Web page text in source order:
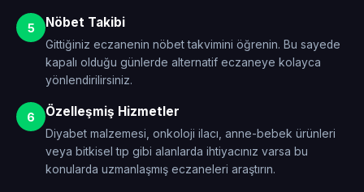
5 Nöbet Takibi
Gittiğiniz eczanenin nöbet takvimini öğrenin. Bu sayede
kapalı olduğu günlerde alternatif eczaneye kolayca
yönlendirilirsiniz.
6 Özelleşmiş Hizmetler
Diyabet malzemesi, onkoloji ilacı, anne-bebek ürünleri
veya bitkisel tıp gibi alanlarda ihtiyacınız varsa bu
konularda uzmanlaşmış eczaneleri araştırın.